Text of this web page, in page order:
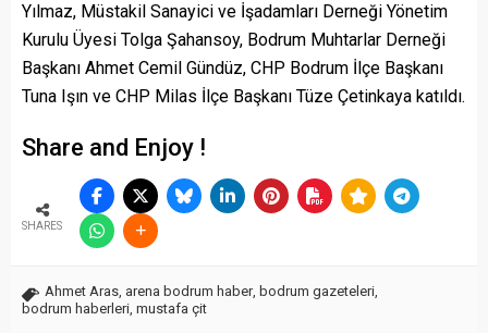
Yılmaz, Müstakil Sanayici ve İşadamları Derneği Yönetim
Kurulu Üyesi Tolga Şahansoy, Bodrum Muhtarlar Derneği
Başkanı Ahmet Cemil Gündüz, CHP Bodrum İlçe Başkanı
Tuna Işın ve CHP Milas İlçe Başkanı Tüze Çetinkaya katıldı.
Share and Enjoy !
SHARES
Ahmet Aras, arena bodrum haber, bodrum gazeteleri,
bodrum haberleri, mustafa çit